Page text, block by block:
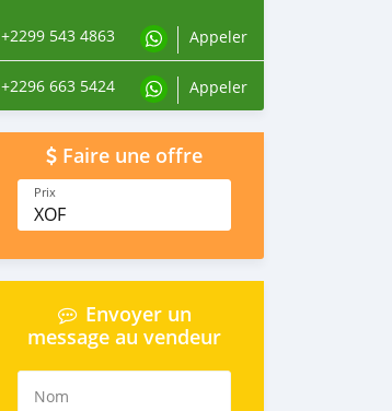
+2299 543 4863 Appeler
+2296 663 5424 Appeler
Faire une offre
Prix
XOF
Envoyer un
message au vendeur
Nom